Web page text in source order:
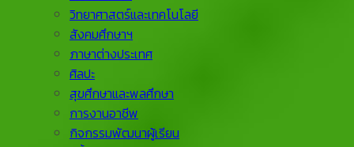
วิทยาศาสตร์และเทคโนโลยี
สังคมศึกษาฯ
ภาษาต่างประเทศ
ศิลปะ
สุขศึกษาและพลศึกษา
การงานอาชีพ
กิจกรรมพัฒนาผู้เรียน